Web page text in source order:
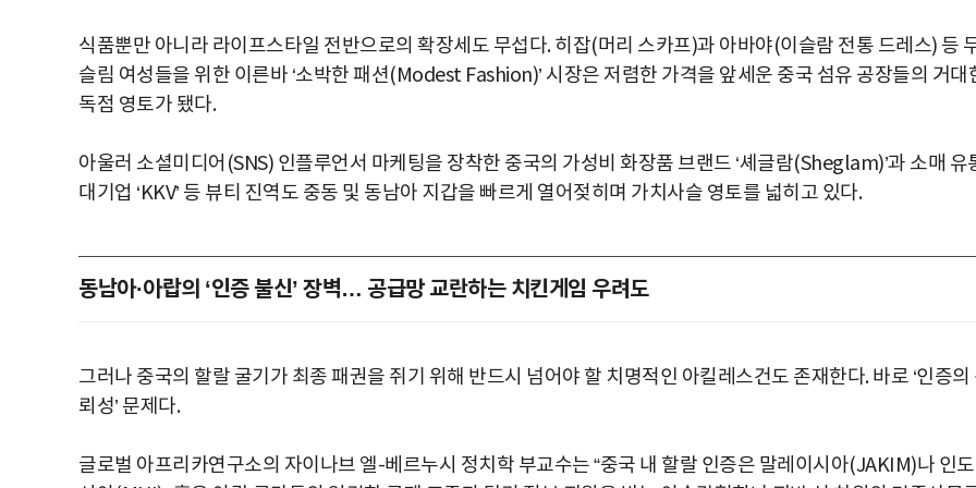
식품뿐만 아니라 라이프스타일 전반으로의 확장세도 무섭다. 히잡(머리 스카프)과 아바야(이슬람 전통 드레스) 등
슬림 여성들을 위한 이른바 ‘소박한 패션(Modest Fashion)’ 시장은 저렴한 가격을 앞세운 중국 섬유 공장들의 거대
독점 영토가 됐다.
아울러 소셜미디어(SNS) 인플루언서 마케팅을 장착한 중국의 가성비 화장품 브랜드 ‘셰글람(Sheglam)’과 소매 유
대기업 ‘KKV’ 등 뷰티 진역도 중동 및 동남아 지갑을 빠르게 열어젖히며 가치사슬 영토를 넓히고 있다.
동남아·아랍의 ‘인증 불신’ 장벽… 공급망 교란하는 치킨게임 우려도
그러나 중국의 할랄 굴기가 최종 패권을 쥐기 위해 반드시 넘어야 할 치명적인 아킬레스건도 존재한다. 바로 ‘인증의
뢰성’ 문제다.
글로벌 아프리카연구소의 자이나브 엘-베르누시 정치학 부교수는 “중국 내 할랄 인증은 말레이시아(JAKIM)나 인도